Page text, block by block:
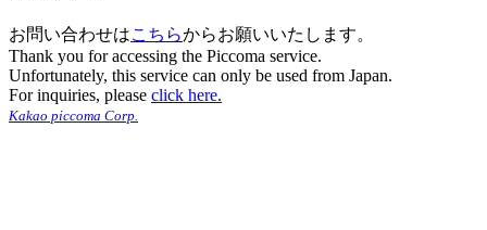
お問い合わせはこちらからお願いいたします。
Thank you for accessing the Piccoma service.
Unfortunately, this service can only be used from Japan.
For inquiries, please click here.
Kakao piccoma Corp.